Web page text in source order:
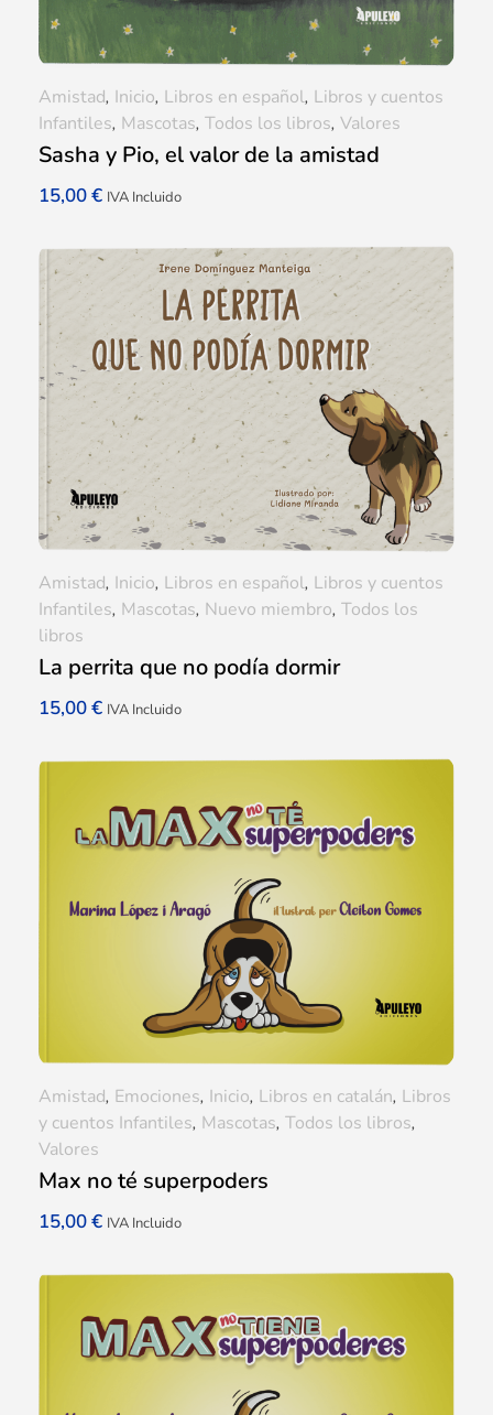
Sasha y Pio, el valor de la amistad
15,00€ IVA Incluido
Amistad, Inicio, Libros en español, Libros y cuentos
Infantiles, Mascotas, Todos los libros, Valores
La perrita que no podía dormir
15,00€ IVA Incluido
Amistad, Inicio, Libros en español, Libros y cuentos
Infantiles, Mascotas, Nuevo miembro, Todos los
libros
Max no té superpoders
15,00€ IVA Incluido
Amistad, Emociones, Inicio, Libros en catalán, Libros
y cuentos Infantiles, Mascotas, Todos los libros,
Valores